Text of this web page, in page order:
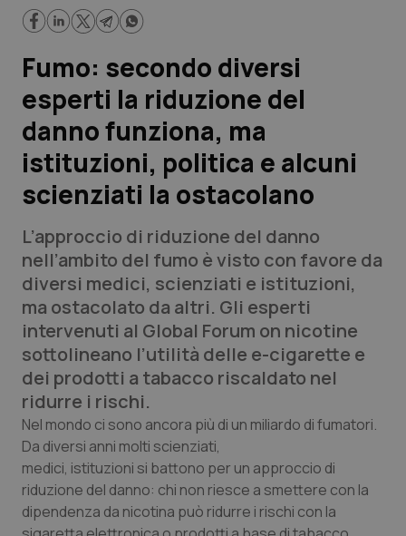
Lavoro e Professioni
Scienza e Farmaci
Studi e Analisi
Lettere al direttore
QS Pro
Professionisti Sanitari.AI
Abruzzo
Basilicata
Calabria
Campania
QS Pro Gold
Artrite & artrosi
Asma & BPCO
Car-T
QS Club Newsletter
Fumo: secondo diversi
esperti la riduzione del
danno funziona, ma
istituzioni, politica e alcuni
scienziati la ostacolano
L’approccio di riduzione del danno
nell’ambito del fumo è visto con favore da
diversi medici, scienziati e istituzioni,
ma ostacolato da altri. Gli esperti
intervenuti al Global Forum on nicotine
sottolineano l’utilità delle e-cigarette e
dei prodotti a tabacco riscaldato nel
ridurre i rischi.
Nel mondo ci sono ancora più di un miliardo di fumatori.
Da diversi anni molti scienziati,
medici, istituzioni si battono per un approccio di
riduzione del danno: chi non riesce a smettere con la
dipendenza da nicotina può ridurre i rischi con la